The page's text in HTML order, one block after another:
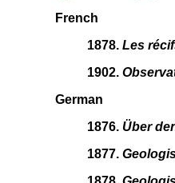
French
1878.Les
1902.
German
1876. Über
1877.